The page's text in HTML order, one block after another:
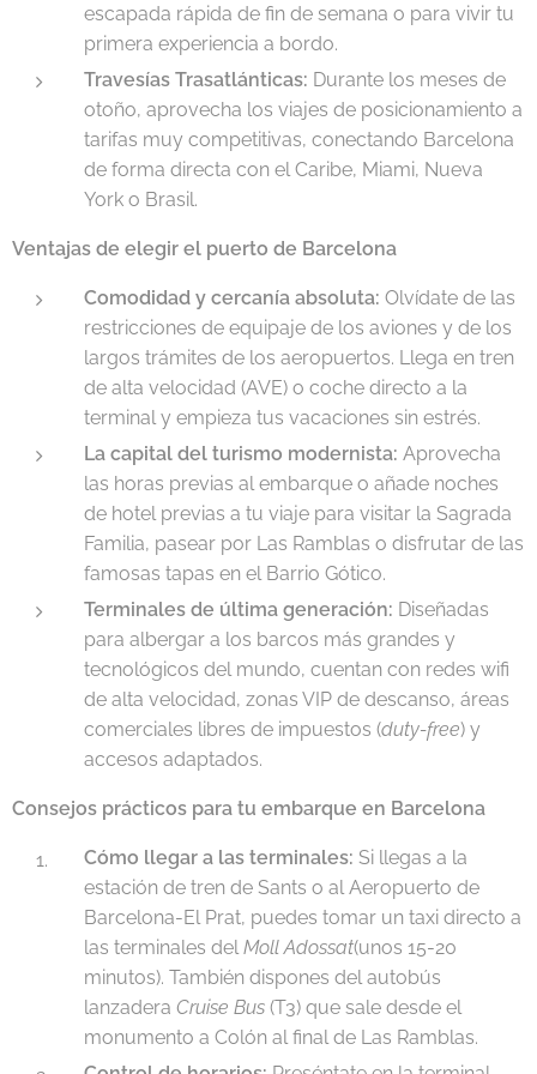
escapada rápida de fin de semana o para vivir tu
primera experiencia a bordo.
Travesías Trasatlánticas: Durante los meses de
otoño, aprovecha los viajes de posicionamiento a
tarifas muy competitivas, conectando Barcelona
de forma directa con el Caribe, Miami, Nueva
York o Brasil.
Ventajas de elegir el puerto de Barcelona
Comodidad y cercanía absoluta: Olvídate de las
restricciones de equipaje de los aviones y de los
largos trámites de los aeropuertos. Llega en tren
de alta velocidad (AVE) o coche directo a la
terminal y empieza tus vacaciones sin estrés.
La capital del turismo modernista: Aprovecha
las horas previas al embarque o añade noches
de hotel previas a tu viaje para visitar la Sagrada
Familia, pasear por Las Ramblas o disfrutar de las
famosas tapas en el Barrio Gótico.
Terminales de última generación: Diseñadas
para albergar a los barcos más grandes y
tecnológicos del mundo, cuentan con redes wifi
de alta velocidad, zonas VIP de descanso, áreas
comerciales libres de impuestos (duty-free) y
accesos adaptados.
Consejos prácticos para tu embarque en Barcelona
Cómo llegar a las terminales: Si llegas a la
estación de tren de Sants o al Aeropuerto de
Barcelona-El Prat, puedes tomar un taxi directo a
las terminales delMoll Adossat(unos 15-20
minutos). También dispones del autobús
lanzadera Cruise Bus (T3) que sale desde el
monumento a Colón al final de Las Ramblas.